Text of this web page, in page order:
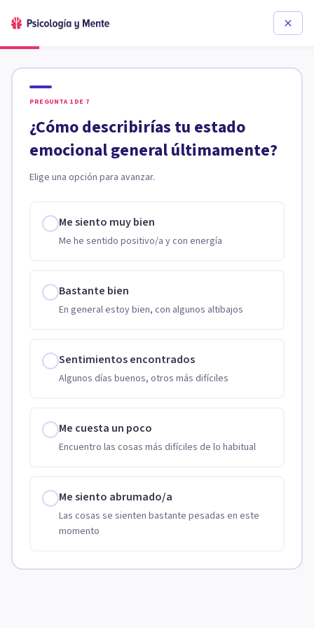
PREGUNTA 1 DE 7
¿Cómo describirías tu estado
emocional general últimamente?
Elige una opción para avanzar.
Me siento muy bien
Me he sentido positivo/a y con energía
Bastante bien
En general estoy bien, con algunos altibajos
Sentimientos encontrados
Algunos días buenos, otros más difíciles
Me cuesta un poco
Encuentro las cosas más difíciles de lo habitual
Me siento abrumado/a
Las cosas se sienten bastante pesadas en este
momento